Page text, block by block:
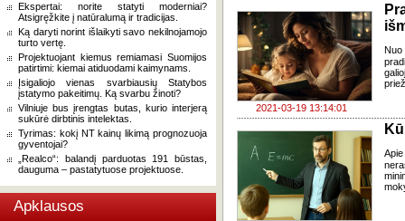
Ekspertai: norite statyti moderniai?
Atsigręžkite į natūralumą ir tradicijas.
Ką daryti norint išlaikyti savo nekilnojamojo
turto vertę.
Projektuojant kiemus remiamasi Suomijos
patirtimi: kiemai atiduodami kaimynams.
Įsigaliojo vienas svarbiausių Statybos
įstatymo pakeitimų. Ką svarbu žinoti?
Vilniuje bus įrengtas butas, kurio interjerą
sukūrė dirbtinis intelektas.
Tyrimas: kokį NT kainų likimą prognozuoja
gyventojai?
„Realco“: balandį parduotas 191 būstas,
dauguma – pastatytuose projektuose.
Apklausos
2021-03-19 13:14:01